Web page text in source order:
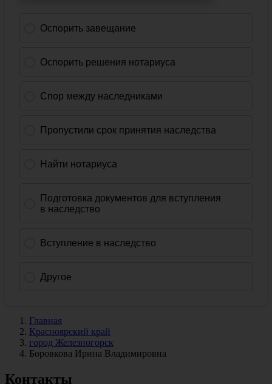
Главная
Красноярский край
город Железногорск
Боровкова Ирина Владимировна
Контакты